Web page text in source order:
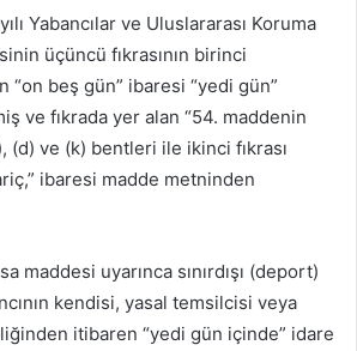
Yabancılar ve Uluslararası Koruma
üçüncü fıkrasının birinci
“on beş gün” ibaresi “yedi gün”
ve fıkrada yer alan “54. maddenin
(d) ve (k) bentleri ile ikinci fıkrası
ibaresi madde metninden
maddesi uyarınca sınırdışı (deport)
kendisi, yasal temsilcisi veya
itibaren “yedi gün içinde” idare